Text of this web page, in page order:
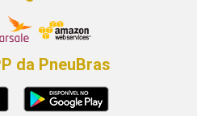
da PneuBras